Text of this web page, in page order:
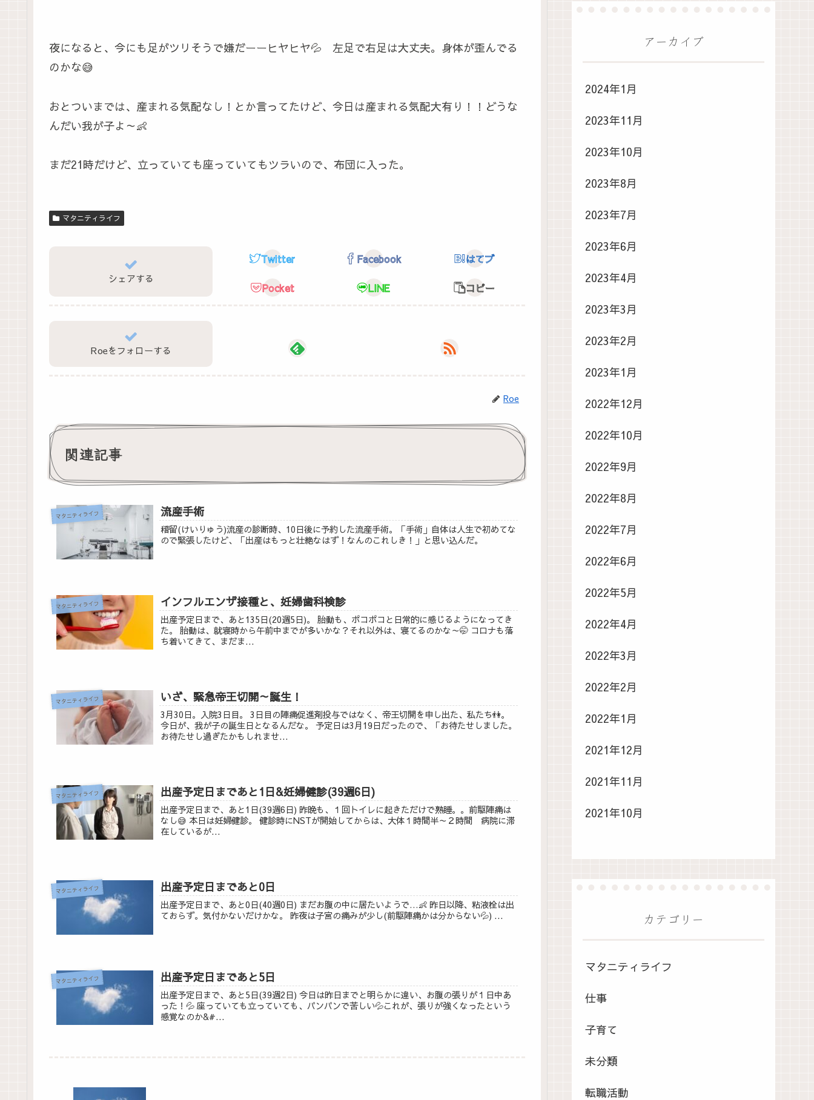
夜になると、今にも足がツリそうで嫌だーーヒヤヒヤ💦 左足で右足は大丈夫。身体が歪んでる
のかな😅
おとついまでは、産まれる気配なし！とか言ってたけど、今日は産まれる気配大有り！！どうな
んだい我が子よ～👶
まだ21時だけど、立っていても座っていてもツラいので、布団に入った。
マタニティライフ
シェアする
Twitter Facebook はてブ
Pocket LINE コピー
Roeをフォローする
Roe
関連記事
マタニティライフ 流産手術
稽留(けいりゅう)流産の診断時、10日後に予約した流産手術。「手術」自体は人生で初めてな
ので緊張したけど、「出産はもっと壮絶なはず！なんのこれしき！」と思い込んだ。
マタニティライフ インフルエンザ接種と、妊婦歯科検診
出産予定日まで、あと135日(20週5日)。 胎動も、ポコポコと日常的に感じるようになってき
た。 胎動は、就寝時から午前中までが多いかな？それ以外は、寝てるのかな～🤭 コロナも落
ち着いてきて、まだま...
マタニティライフ いざ、緊急帝王切開～誕生！
3月30日。入院3日目。 3日目の陣痛促進剤投与ではなく、帝王切開を申し出た、私たち👫。
今日が、我が子の誕生日となるんだな。 予定日は3月19日だったので、「お待たせしました。
お待たせし過ぎたかもしれませ...
マタニティライフ 出産予定日まであと1日&妊婦健診(39週6日)
出産予定日まで、あと1日(39週6日) 昨晩も、１回トイレに起きただけで熟睡。。前駆陣痛は
なし😅 本日は妊婦健診。 健診時にNSTが開始してからは、大体１時間半～２時間 病院に滞
在しているが...
マタニティライフ 出産予定日まであと0日
出産予定日まで、あと0日(40週0日) まだお腹の中に居たいようで…👶 昨日以降、粘液栓は出
ておらず。気付かないだけかな。 昨夜は子宮の痛みが少し(前駆陣痛かは分からない💦) ...
マタニティライフ 出産予定日まであと5日
出産予定日まで、あと5日(39週2日) 今日は昨日までと明らかに違い、お腹の張りが１日中あ
った！💦 座っていても立っていても、パンパンで苦しい💦これが、張りが強くなったという
感覚なのか&#...
アーカイブ
2024年1月
2023年11月
2023年10月
2023年8月
2023年7月
2023年6月
2023年4月
2023年3月
2023年2月
2023年1月
2022年12月
2022年10月
2022年9月
2022年8月
2022年7月
2022年6月
2022年5月
2022年4月
2022年3月
2022年2月
2022年1月
2021年12月
2021年11月
2021年10月
カテゴリー
マタニティライフ
仕事
子育て
未分類
転職活動